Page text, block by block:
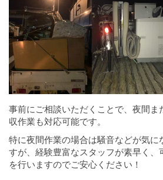
事前にご相談いただくことで、夜間ま
収作業も対応可能です。
特に夜間作業の場合は騒音などが気に
すが、経験豊富なスタッフが素早く、
を行いますのでご安心ください！